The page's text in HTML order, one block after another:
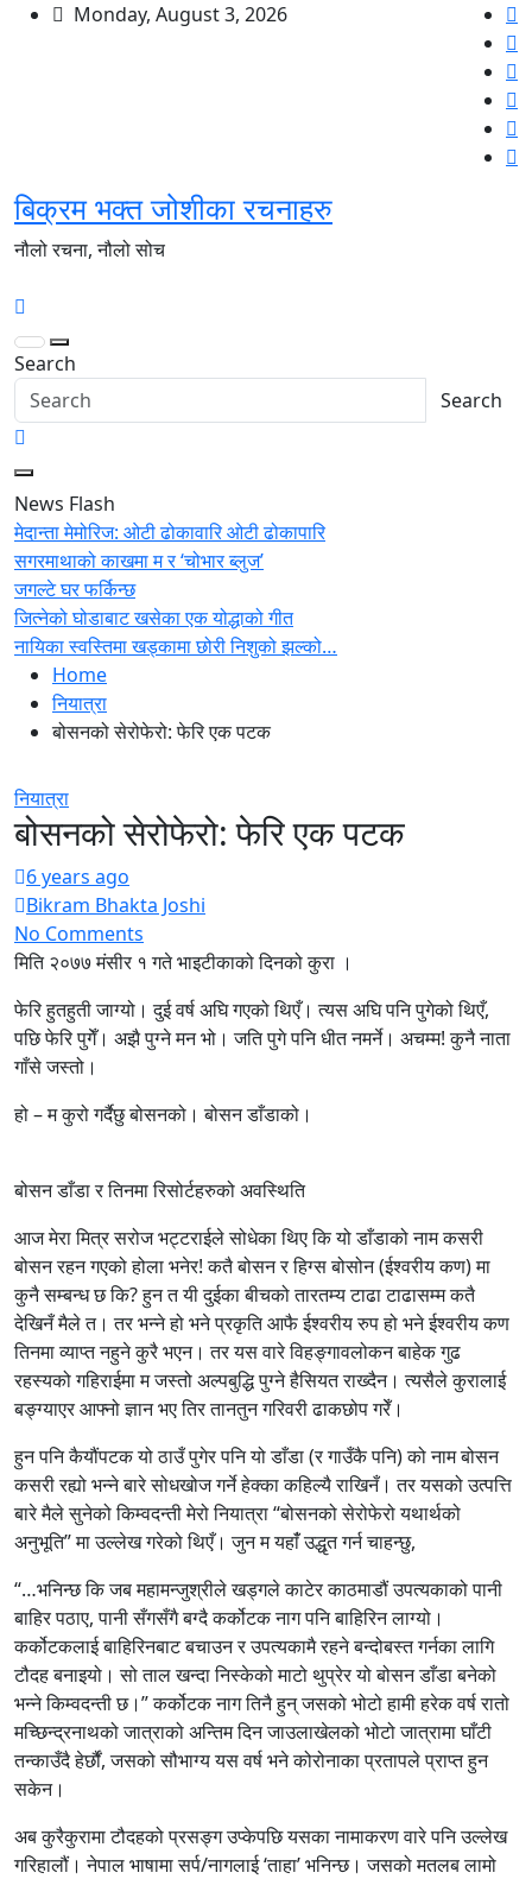
Skip
Monday, August 3, 2026
बिक्रम भक्त जोशीका रचनाहरु
नौलो रचना, नौलो सोच
Search
Search
News Flash
मेदान्ता मेमोरिज: ओटी ढोकावारि ओटी ढोकापारि
सगरमाथाको काखमा म र ‘चोभार ब्लुज’
जगल्टे घर फर्किन्छ
जित्नेको घोडाबाट खसेका एक योद्धाको गीत
नायिका स्वस्तिमा खड्कामा छोरी निशुको झल्को…
Home
नियात्रा
बोसनको सेरोफेरो: फेरि एक पटक
नियात्रा
बोसनको सेरोफेरो: फेरि एक पटक
6 years ago
Bikram Bhakta Joshi
No Comments
मिति २०७७ मंसीर १ गते भाइटीकाको दिनको कुरा ।
फेरि हुतहुती जाग्यो। दुई वर्ष अघि गएको थिएँ। त्यस अघि पनि पुगेको थिएँ,
पछि फेरि पुगेँ। अझै पुग्ने मन भो। जति पुगे पनि धीत नमर्ने। अचम्म! कुनै नाता
गाँसे जस्तो।
हो – म कुरो गर्दैछु बोसनको। बोसन डाँडाको।
बोसन डाँडा र तिनमा रिसोर्टहरुको अवस्थिति
आज मेरा मित्र सरोज भट्टराईले सोधेका थिए कि यो डाँडाको नाम कसरी
बोसन रहन गएको होला भनेर! कतै बोसन र हिग्स बोसोन (ईश्वरीय कण) मा
कुनै सम्बन्ध छ कि? हुन त यी दुईका बीचको तारतम्य टाढा टाढासम्म कतै
देखिनँ मैले त। तर भन्ने हो भने प्रकृति आफै ईश्वरीय रुप हो भने ईश्वरीय कण
तिनमा व्याप्त नहुने कुरै भएन। तर यस वारे विहङ्गावलोकन बाहेक गुढ
रहस्यको गहिराईमा म जस्तो अल्पबुद्धि पुग्ने हैसियत राख्दैन। त्यसैले कुरालाई
बङ्ग्याएर आफ्नो ज्ञान भए तिर तानतुन गरिवरी ढाकछोप गरेँ।
हुन पनि कैयौंपटक यो ठाउँ पुगेर पनि यो डाँडा (र गाउँकै पनि) को नाम बोसन
कसरी रह्यो भन्ने बारे सोधखोज गर्ने हेक्का कहिल्यै राखिनँ। तर यसको उत्पत्ति
बारे मैले सुनेको किम्वदन्ती मेरो नियात्रा “बोसनको सेरोफेरो यथार्थको
अनुभूति” मा उल्लेख गरेको थिएँ। जुन म यहाँं उद्धृत गर्न चाहन्छु,
“…भनिन्छ कि जब महामन्जुश्रीले खड्गले काटेर काठमाडौं उपत्यकाको पानी
बाहिर पठाए, पानी सँगसँगै बग्दै कर्कोटक नाग पनि बाहिरिन लाग्यो।
कर्कोटकलाई बाहिरिनबाट बचाउन र उपत्यकामै रहने बन्दोबस्त गर्नका लागि
टौदह बनाइयो। सो ताल खन्दा निस्केको माटो थुप्रेर यो बोसन डाँडा बनेको
भन्ने किम्वदन्ती छ।” कर्कोटक नाग तिनै हुन् जसको भोटो हामी हरेक वर्ष रातो
मच्छिन्द्रनाथको जात्राको अन्तिम दिन जाउलाखेलको भोटो जात्रामा घाँटी
तन्काउँदै हेर्छौं, जसको सौभाग्य यस वर्ष भने कोरोनाका प्रतापले प्राप्त हुन
सकेन।
अब कुरैकुरामा टौदहको प्रसङ्ग उप्केपछि यसका नामाकरण वारे पनि उल्लेख
गरिहालौं। नेपाल भाषामा सर्प/नागलाई ‘ताहा’ भनिन्छ। जसको मतलब लामो